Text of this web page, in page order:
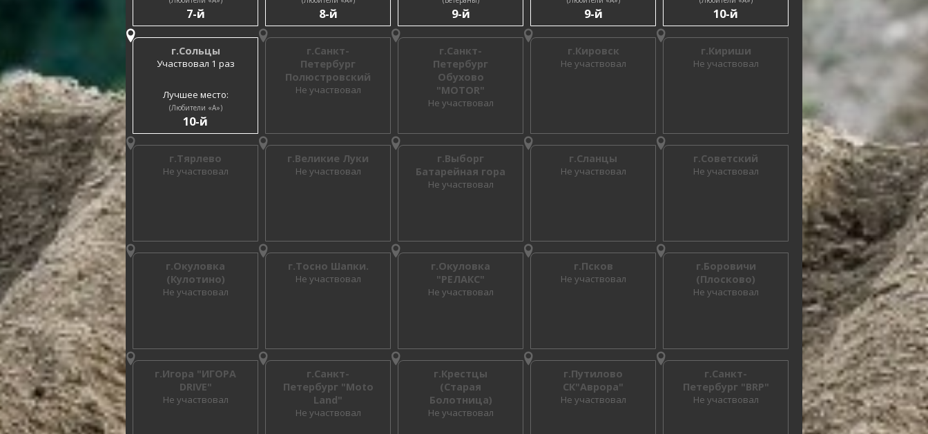
7-й 8-й 9-й 9-й 10-й
г.Сольцы
Участвовал 1 раз
Лучшее место:
(Любители «A»)
10-й
г.Санкт-
Петербург
Полюстровский
Не участвовал
г.Санкт-
Петербург
Обухово
"MOTOR"
Не участвовал
г.Кировск
Не участвовал
г.Кириши
Не участвовал
г.Тярлево
Не участвовал
г.Великие Луки
Не участвовал
г.Выборг
Батарейная гора
Не участвовал
г.Сланцы
Не участвовал
г.Советский
Не участвовал
г.Окуловка
(Кулотино)
Не участвовал
г.Тосно Шапки.
Не участвовал
г.Окуловка
"РЕЛАКС"
Не участвовал
г.Псков
Не участвовал
г.Боровичи
(Плосково)
Не участвовал
г.Игора "ИГОРА
DRIVE"
Не участвовал
г.Санкт-
Петербург "Moto
Land"
Не участвовал
г.Крестцы
(Старая
Болотница)
Не участвовал
г.Путилово
СК"Аврора"
Не участвовал
г.Санкт-
Петербург "BRP"
Не участвовал